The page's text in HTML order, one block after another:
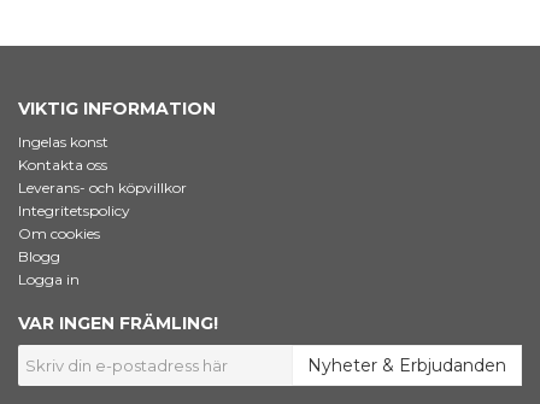
VIKTIG INFORMATION
Ingelas konst
Kontakta oss
Leverans- och köpvillkor
Integritetspolicy
Om cookies
Blogg
Logga in
VAR INGEN FRÄMLING!
Nyheter & Erbjudanden